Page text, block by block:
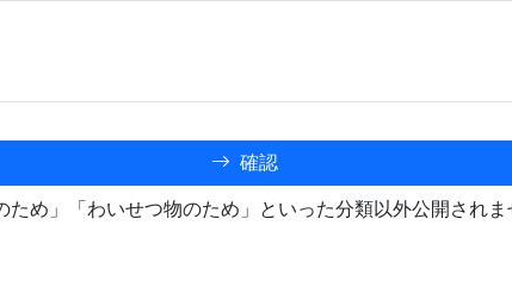
確認
ため」「わいせつ物のため」といった分類以外公開され